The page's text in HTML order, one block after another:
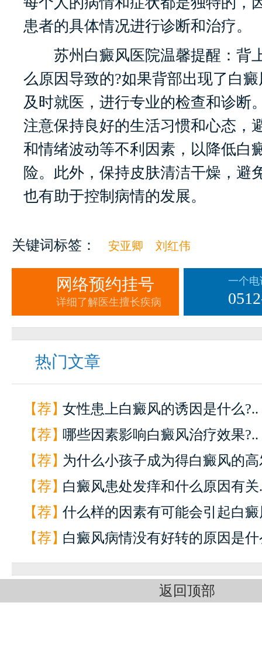
患者的具体情况进行诊断和治疗。
苏州白癜风医院温馨提醒：背
么原因导致的?如果背部出现了白
及时就医，进行专业的检查和诊断
注意保持良好的生活习惯和心态，
和情绪波动等不利因素，以降低白
险。此外，保持皮肤清洁干燥，避
也有助于控制病情的发展。
关键词标签： 安亚卿 刘红伟
网络预约挂号
详细了解医生擅长疾病
一个
热门文章
【荐】女性患上白癜风的诱因是什么?..
【荐】哪些因素影响白癜风治疗效果?..
【荐】为什么小孩子成为得白癜风的高
【荐】白癜风患处发痒和什么原因有关
【荐】什么样的因素有可能会引起白癜
【荐】白癜风病情没有好转的原因是什
返回顶部